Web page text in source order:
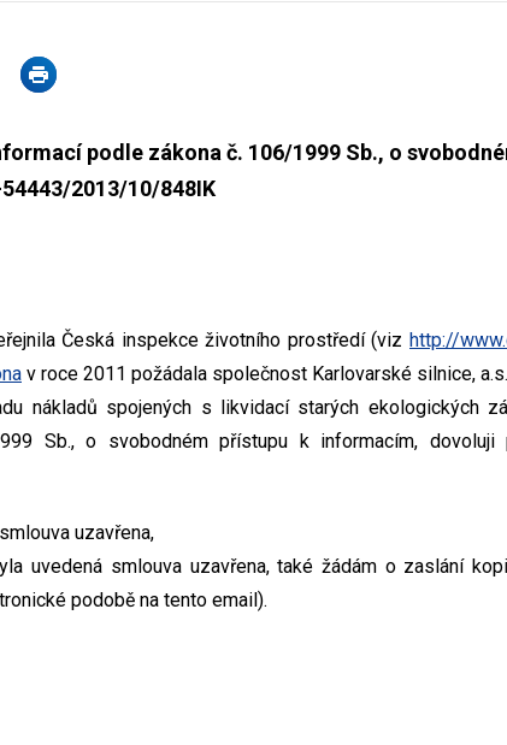
podle zákona č. 106/1999 Sb., o
2013/10/848IK
Česká inspekce životního prostředí (viz http://
v roce 2011 požádala společnost Karlovarské silnice,
nákladů spojených s likvidací starých ekologických
Sb., o svobodném přístupu k informacím, dovoluji
uzavřena,
uvedená smlouva uzavřena, také žádám o zaslání
podobě na tento email).